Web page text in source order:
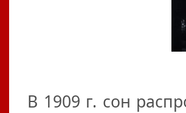
В 1909 г. сон